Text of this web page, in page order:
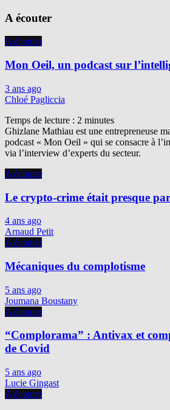
A écouter
A écouter
Mon Oeil, un podcast sur
3 ans ago
Chloé Pagliccia
Temps de lecture : 2 minutes
Ghizlane Mathiau est une entrepreneuse
podcast « Mon Oeil » qui se consacre à
via l’interview d’experts du secteur.
A écouter
Le crypto-crime était presque
4 ans ago
Arnaud Petit
A écouter
Mécaniques du complotisme
5 ans ago
Joumana Boustany
A écouter
“Complorama” : Antivax et
de Covid
5 ans ago
Lucie Gingast
A écouter